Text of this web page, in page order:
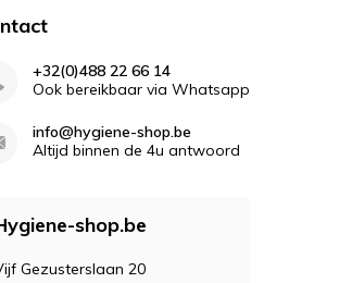
+32(0)488 22 66 14
Ook bereikbaar via Whatsapp
info@hygiene-shop.be
Altijd binnen de 4u antwoord
shop.be
Gezusterslaan 20